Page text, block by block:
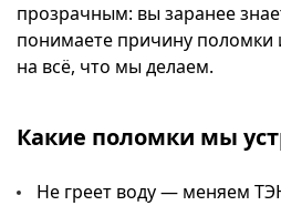
прозрачным: вы заранее
понимаете причину поломки
на всё, что мы делаем.
Какие поломки мы
Не греет воду — меняем